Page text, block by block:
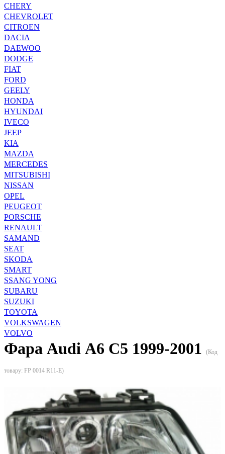
CHERY
CHEVROLET
CITROEN
DACIA
DAEWOO
DODGE
FIAT
FORD
GEELY
HONDA
HYUNDAI
IVECO
JEEP
KIA
MAZDA
MERCEDES
MITSUBISHI
NISSAN
OPEL
PEUGEOT
PORSCHE
RENAULT
SAMAND
SEAT
SKODA
SMART
SSANG YONG
SUBARU
SUZUKI
TOYOTA
VOLKSWAGEN
VOLVO
Фара Audi А6 С5 1999-2001 (Код
товару: FP 0014 R11-E)